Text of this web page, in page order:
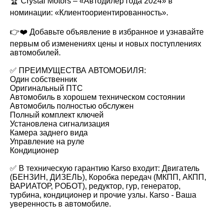
номинации: «Клиентоориентированность».
👉❤️ Добавьте объявление в избранное и узнавайте
первым об изменениях цены и новых поступлениях
автомобилей.
✅ ПРЕИМУЩЕСТВА АВТОМОБИЛЯ:
Один собственник
Оригинальный ПТС
Автомобиль в хорошем техническом состоянии
Автомобиль полностью обслужен
Полный комплект ключей
Установлена сигнализация
Камера заднего вида
Управление на руле
Кондиционер
✅ В техническую гарантию Каrsо входит: Двигатель
(БЕНЗИН, ДИЗЕЛЬ), Коробка передач (МКПП, АКПП,
ВАРИАТОР, РОБОТ), редуктор, гур, генератор,
турбина, кондиционер и прочие узлы. Каrsо - Ваша
уверенность в автомобиле.